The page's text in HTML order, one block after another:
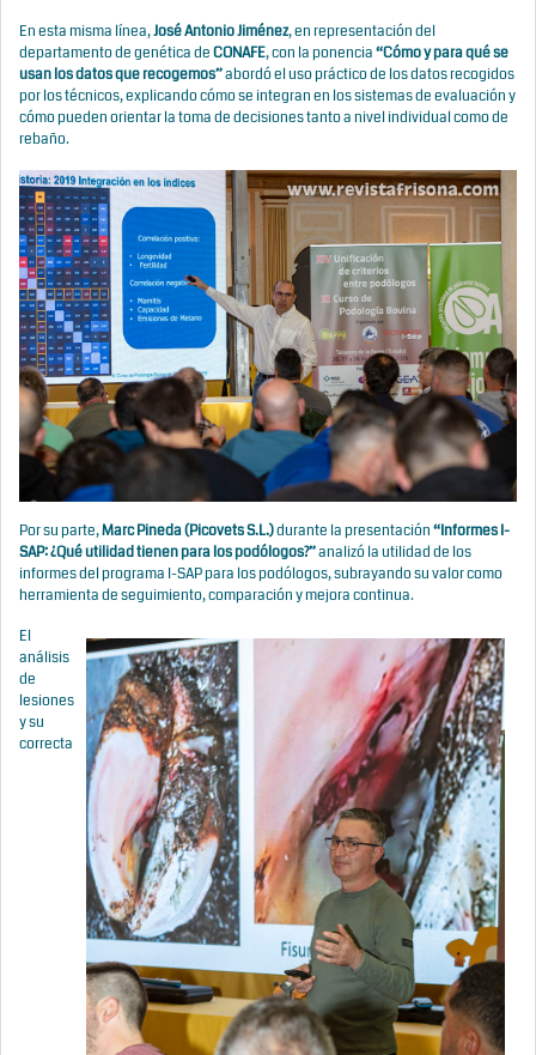
En esta misma línea,José Antonio Jiménez, en representación del
departamento de genética deCONAFE, con la ponencia“Cómo y para qué se
usan los datos que recogemos”abordó el uso práctico de los datos recogidos
por los técnicos, explicando cómo se integran en los sistemas de evaluación y
cómo pueden orientar la toma de decisiones tanto a nivel individual como de
rebaño.
Por su parte,Marc Pineda (Picovets S.L.)durante la presentación“Informes I-
SAP: ¿Qué utilidad tienen para los podólogos?”analizó la utilidad de los
informes del programa I-SAP para los podólogos, subrayando su valor como
herramienta de seguimiento, comparación y mejora continua.
El
análisis
de
lesiones
y su
correcta